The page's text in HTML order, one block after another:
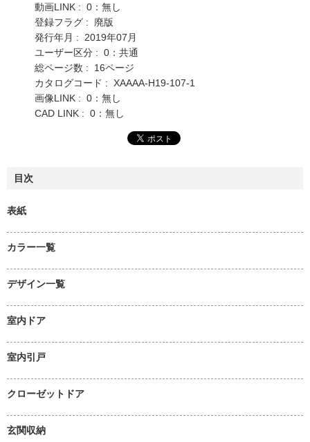
動画LINK : 0：無し
登録フラグ : 廃版
発行年月 : 2019年07月
ユーザー区分 : 0：共通
総ページ数 : 16ページ
カタログコード : XAAAA-H19-107-1
画像LINK : 0：無し
CAD LINK : 0：無し
目次
表紙
カラー一覧
デザイン一覧
室内ドア
室内引戸
クローゼットドア
玄関収納